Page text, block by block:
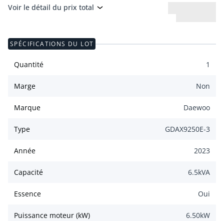
Voir le détail du prix total
SPÉCIFICATIONS DU LOT
Quantité 1
Marge Non
Marque Daewoo
Type GDAX9250E-3
Année 2023
Capacité 6.5kVA
Essence Oui
Puissance moteur (kW) 6.50kW